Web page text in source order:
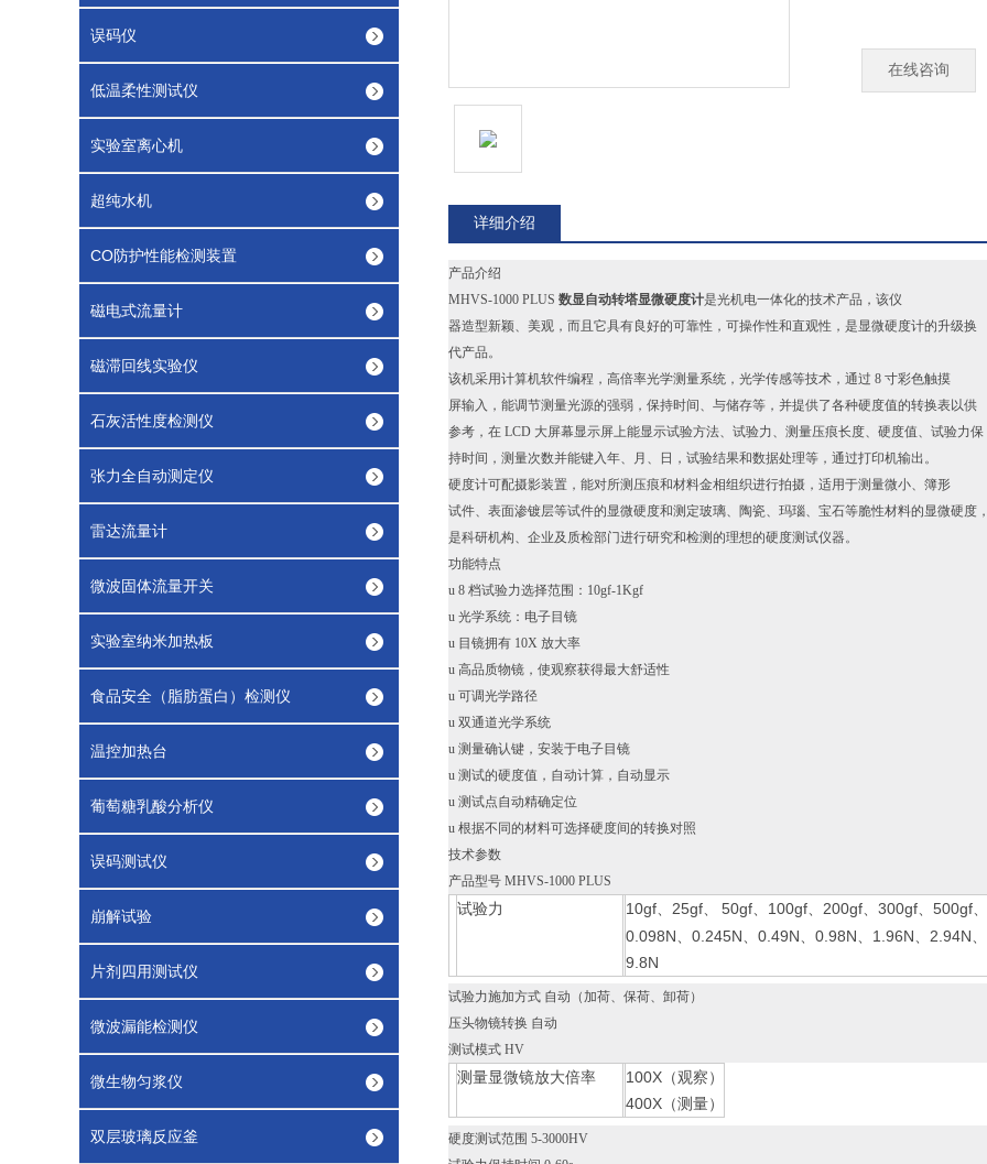
误码仪
低温柔性测试仪
实验室离心机
超纯水机
CO防护性能检测装置
磁电式流量计
磁滞回线实验仪
石灰活性度检测仪
张力全自动测定仪
雷达流量计
微波固体流量开关
实验室纳米加热板
食品安全（脂肪蛋白）检测仪
温控加热台
葡萄糖乳酸分析仪
误码测试仪
崩解试验
片剂四用测试仪
微波漏能检测仪
微生物匀浆仪
双层玻璃反应釜
在线咨询
详细介绍
产品介绍
MHVS-1000 PLUS 数显自动转塔显微硬度计是光机电一体化的技术产品，该仪
器造型新颖、美观，而且它具有良好的可靠性，可操作性和直观性，是显微硬度计的升级换
代产品。
该机采用计算机软件编程，高倍率光学测量系统，光学传感等技术，通过 8 寸彩色触摸
屏输入，能调节测量光源的强弱，保持时间、与储存等，并提供了各种硬度值的转换表以供
参考，在 LCD 大屏幕显示屏上能显示试验方法、试验力、测量压痕长度、硬度值、试验力保
持时间，测量次数并能键入年、月、日，试验结果和数据处理等，通过打印机输出。
硬度计可配摄影装置，能对所测压痕和材料金相组织进行拍摄，适用于测量微小、簿形
试件、表面渗镀层等试件的显微硬度和测定玻璃、陶瓷、玛瑙、宝石等脆性材料的显微硬度
是科研机构、企业及质检部门进行研究和检测的理想的硬度测试仪器。
功能特点
u 8 档试验力选择范围：10gf-1Kgf
u 光学系统：电子目镜
u 目镜拥有 10X 放大率
u 高品质物镜，使观察获得最大舒适性
u 可调光学路径
u 双通道光学系统
u 测量确认键，安装于电子目镜
u 测试的硬度值，自动计算，自动显示
u 测试点自动精确定位
u 根据不同的材料可选择硬度间的转换对照
技术参数
产品型号 MHVS-1000 PLUS
试验力 10gf、25gf、
50gf、100gf、200gf、300gf、500gf
0.098N、0.245N、0.49N、0.98N、1.96N、2.94N
9.8N
试验力施加方式 自动（加荷、保荷、卸荷）
压头物镜转换 自动
测试模式 HV
测量显微镜放大倍率
100X（观察）
400X（测量）
硬度测试范围 5-3000HV